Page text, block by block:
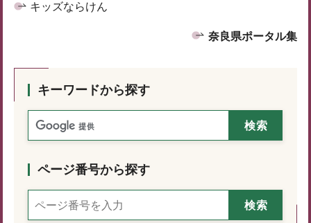
キッズならけん
奈良県ポータル集
キーワードから探す
ページ番号から探す